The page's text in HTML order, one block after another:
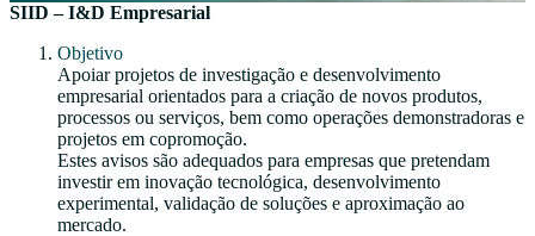
SIID – I&D Empresarial
Objetivo
Apoiar projetos de investigação e desenvolvimento
empresarial orientados para a criação de novos produtos,
processos ou serviços, bem como operações demonstradoras e
projetos em copromoção.
Estes avisos são adequados para empresas que pretendam
investir em inovação tecnológica, desenvolvimento
experimental, validação de soluções e aproximação ao
mercado.